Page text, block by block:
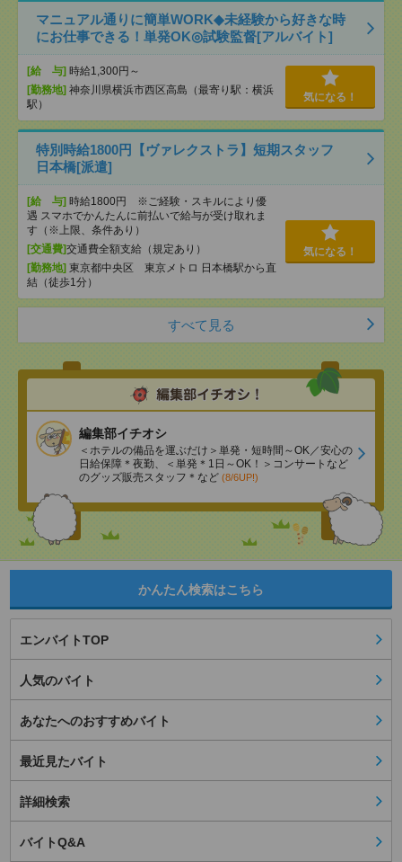
マニュアル通りに簡単WORK◆未経験から好きな時
にお仕事できる！単発OK◎試験監督[アルバイト]
[給 与] 時給1,300円～
[勤務地] 神奈川県横浜市西区高島（最寄り駅：横浜
駅）
気になる！
特別時給1800円【ヴァレクストラ】短期スタッフ
日本橋[派遣]
[給 与] 時給1800円 ※ご経験・スキルにより優
遇 スマホでかんたんに前払いで給与が受け取れま
す（※上限、条件あり）
[交通費]交通費全額支給（規定あり）
[勤務地] 東京都中央区 東京メトロ 日本橋駅から直
結（徒歩1分）
気になる！
すべて見る
編集部イチオシ
＜ホテルの備品を運ぶだけ＞単発・短時間～OK／安心の
日給保障＊夜勤、＜単発＊1日～OK！＞コンサートなど
のグッズ販売スタッフ＊など (8/6UP!)
かんたん検索はこちら
エンバイトTOP
人気のバイト
あなたへのおすすめバイト
最近見たバイト
詳細検索
バイトQ&A